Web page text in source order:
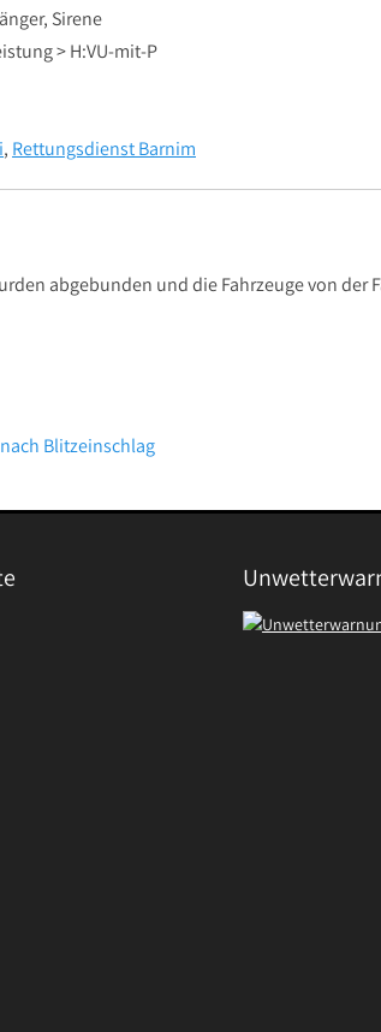
Sirene
> H:VU-mit-P
, Rettungsdienst Barnim
abgebunden und die Fahrzeuge von der
Blitzeinschlag